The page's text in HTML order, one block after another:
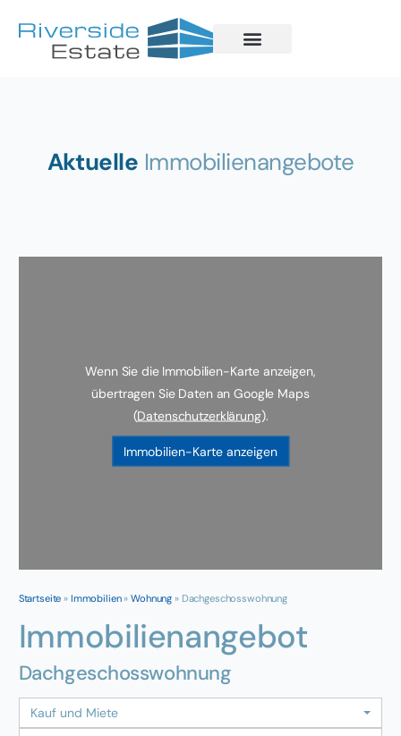
Aktuelle Immobilienangebote
Wenn Sie die Immobilien-Karte anzeigen,
übertragen Sie Daten an Google Maps
(Datenschutzerklärung).
Immobilien-Karte anzeigen
Startseite » Immobilien»Wohnung » Dachgeschosswohnung
Immobilien­angebot
Dachgeschosswohnung
Kauf und Miete